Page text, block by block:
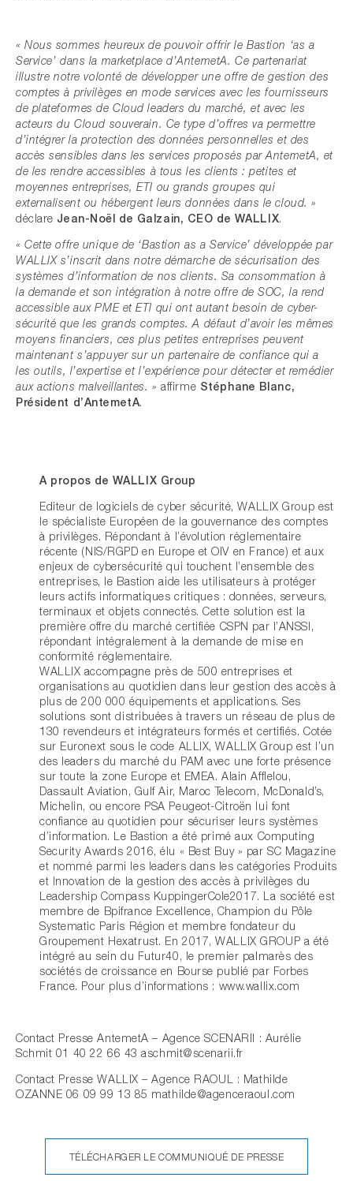
« Nous sommes heureux de pouvoir offrir le Bastion ‘as a
Service’ dans la marketplace d’AntemetA. Ce partenariat
illustre notre volonté de développer une offre de gestion des
comptes à privilèges en mode services avec les fournisseurs
de plateformes de Cloud leaders du marché, et avec les
acteurs du Cloud souverain. Ce type d’offres va permettre
d’intégrer la protection des données personnelles et des
accès sensibles dans les services proposés par AntemetA, et
de les rendre accessibles à tous les clients : petites et
moyennes entreprises, ETI ou grands groupes qui
externalisent ou hébergent leurs données dans le cloud. »
déclare Jean-Noël de Galzain, CEO de WALLIX.
« Cette offre unique de ‘Bastion as a Service’ développée par
WALLIX s’inscrit dans notre démarche de sécurisation des
systèmes d’information de nos clients. Sa consommation à
la demande et son intégration à notre offre de SOC, la rend
accessible aux PME et ETI qui ont autant besoin de cyber-
sécurité que les grands comptes. A défaut d’avoir les mêmes
moyens financiers, ces plus petites entreprises peuvent
maintenant s’appuyer sur un partenaire de confiance qui a
les outils, l’expertise et l’expérience pour détecter et remédier
aux actions malveillantes. » affirme Stéphane Blanc,
Président d’AntemetA.
A propos de WALLIX Group
Editeur de logiciels de cyber sécurité, WALLIX Group est
le spécialiste Européen de la gouvernance des comptes
à privilèges. Répondant à l’évolution réglementaire
récente (NIS/RGPD en Europe et OIV en France) et aux
enjeux de cybersécurité qui touchent l’ensemble des
entreprises, le Bastion aide les utilisateurs à protéger
leurs actifs informatiques critiques : données, serveurs,
terminaux et objets connectés. Cette solution est la
première offre du marché certifiée CSPN par l’ANSSI,
répondant intégralement à la demande de mise en
conformité réglementaire.
WALLIX accompagne près de 500 entreprises et
organisations au quotidien dans leur gestion des accès à
plus de 200 000 équipements et applications. Ses
solutions sont distribuées à travers un réseau de plus de
130 revendeurs et intégrateurs formés et certifiés. Cotée
sur Euronext sous le code ALLIX, WALLIX Group est l’un
des leaders du marché du PAM avec une forte présence
sur toute la zone Europe et EMEA. Alain Afflelou,
Dassault Aviation, Gulf Air, Maroc Telecom, McDonald’s,
Michelin, ou encore PSA Peugeot-Citroën lui font
confiance au quotidien pour sécuriser leurs systèmes
d’information. Le Bastion a été primé aux Computing
Security Awards 2016, élu « Best Buy » par SC Magazine
et nommé parmi les leaders dans les catégories Produits
et Innovation de la gestion des accès à privilèges du
Leadership Compass KuppingerCole2017. La société est
membre de Bpifrance Excellence, Champion du Pôle
Systematic Paris Région et membre fondateur du
Groupement Hexatrust. En 2017, WALLIX GROUP a été
intégré au sein du Futur40, le premier palmarès des
sociétés de croissance en Bourse publié par Forbes
France. Pour plus d’informations : www.wallix.com
Contact Presse AntemetA – Agence SCENARII : Aurélie
Schmit 01 40 22 66 43 aschmit@scenarii.fr
Contact Presse WALLIX – Agence RAOUL : Mathilde
OZANNE 06 09 99 13 85 mathilde@agenceraoul.com
TÉLÉCHARGER LE COMMUNIQUÉ DE PRESSE